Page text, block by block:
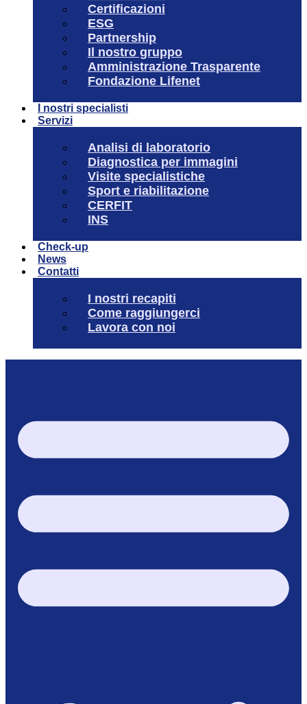
Certificazioni
ESG
Partnership
Il nostro gruppo
Amministrazione Trasparente
Fondazione Lifenet
I nostri specialisti
Servizi
Analisi di laboratorio
Diagnostica per immagini
Visite specialistiche
Sport e riabilitazione
CERFIT
INS
Check-up
News
Contatti
I nostri recapiti
Come raggiungerci
Lavora con noi